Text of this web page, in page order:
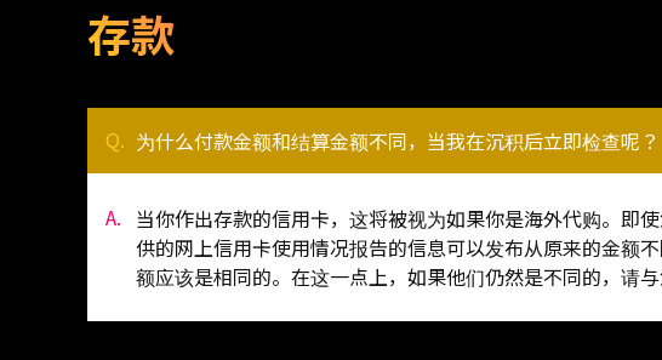
存款
为什么付款金额和结算金额不同，当我在沉积后立即检查呢？
当你作出存款的信用卡，这将被视为如果你是海外代购。即
供的网上信用卡使用情况报告的信息可以发布从原来的金额
额应该是相同的。在这一点上，如果他们仍然是不同的，请